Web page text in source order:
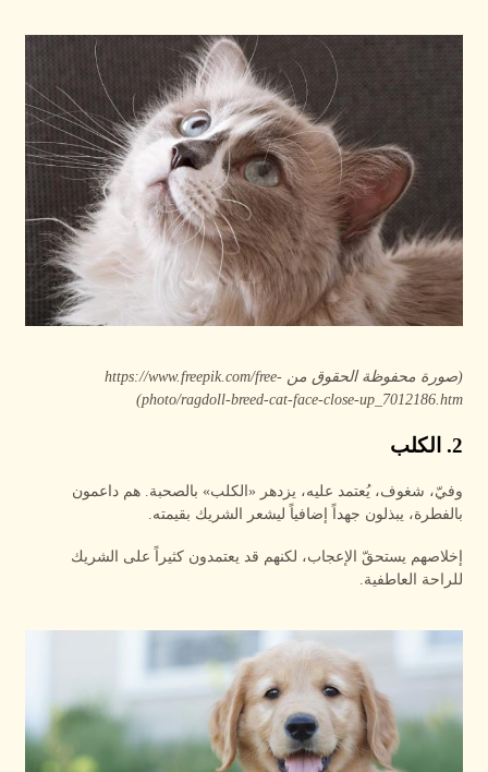
(صورة محفوظة الحقوق من https://www.freepik.com/free-
photo/ragdoll-breed-cat-face-close-up_7012186.htm)
2. الكلب
وفيّ، شغوف، يُعتمد عليه، يزدهر «الكلب» بالصحبة. هم داعمون
بالفطرة، يبذلون جهداً إضافياً ليشعر الشريك بقيمته.
إخلاصهم يستحقّ الإعجاب، لكنهم قد يعتمدون كثيراً على الشريك
للراحة العاطفية.